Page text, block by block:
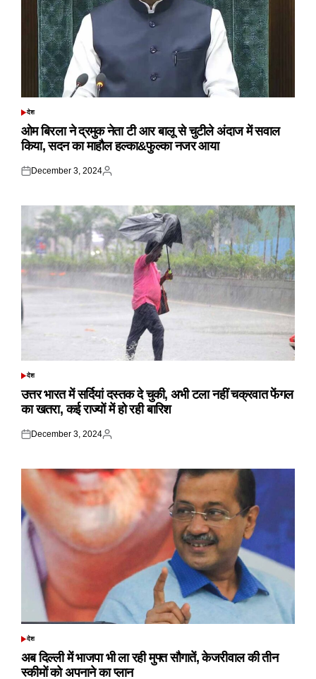
POSTED
देश
ओम बिरला ने द्रमुक नेता टी आर बालू से चुटीले अंदाज में सवाल
किया, सदन का माहौल हल्का&फुल्का नजर आया
Posted
December 3, 2024
Posted
POSTED
देश
उत्तर भारत में सर्दियां दस्तक दे चुकी, अभी टला नहीं चक्रवात फेंगल
का खतरा, कई राज्यों में हो रही बारिश
Posted
December 3, 2024
Posted
POSTED
देश
अब दिल्ली में भाजपा भी ला रही मुफ्त सौगातें, केजरीवाल की तीन
स्कीमों को अपनाने का प्लान